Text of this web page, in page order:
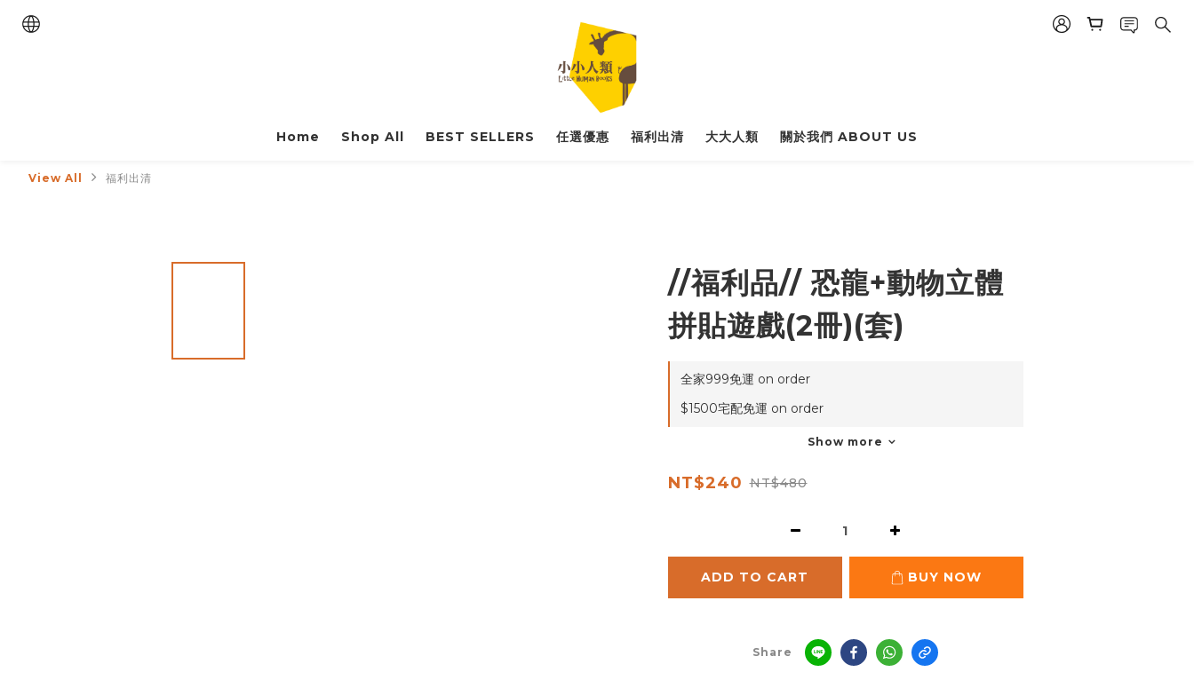
Home Shop All BEST SELLERS 任選優惠 福利出清 大大人類 關於我們 ABOUT US
View All 福利出清
//福利品// 恐龍+動物立體
拼貼遊戲(2冊)(套)
全家999免運 on order
$1500宅配免運 on order
Show more
NT$240 NT$480
ADD TO CART BUY NOW
Share